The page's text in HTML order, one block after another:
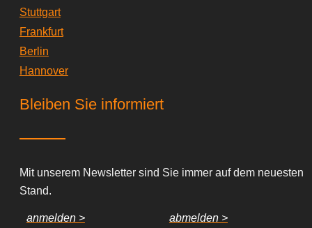
Stuttgart
Frankfurt
Berlin
Hannover
Bleiben Sie informiert
Mit unserem Newsletter sind Sie immer auf dem neuesten
Stand.
anmelden > abmelden >